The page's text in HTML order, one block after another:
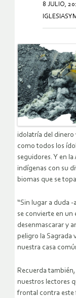
8 JULIO,
idolatría del dinero
como todos los
seguidores. Y en
indígenas con su
biomas que se
“Sin lugar a duda
se convierte en un
desenmascarar y
peligro la Sagrada
nuestra casa
Recuerda
nuestros lectores
frontal contra este